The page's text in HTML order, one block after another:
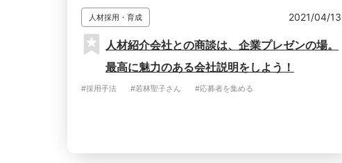
人材採用・育成 2021/04/13
人材紹介会社との商談は、企業プレゼンの場。
最⾼に魅⼒のある会社説明をしよう！
#採用手法 #若林聖子さん #応募者を集める